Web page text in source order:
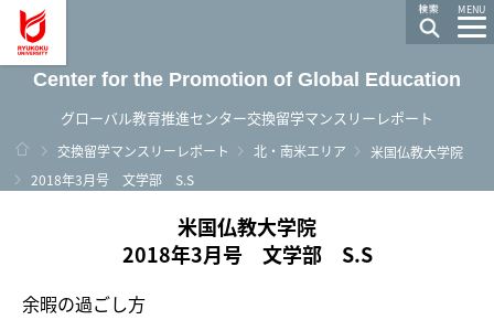
MENU
Center for the Promotion of Global Education
グローバル教育推進センター交換留学マンスリーレポート
ホーム
交換留学マンスリーレポート 北・南米エリア
米国仏教大学院
2018年3月号 文学部 S.S
米国仏教大学院
2018年3月号 文学部 S.S
余暇の過ごし方